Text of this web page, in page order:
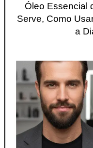
Óleo Essencial
Serve, Como
a